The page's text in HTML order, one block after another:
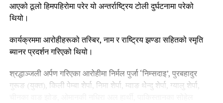
आएको ठूलो हिमपहिरोमा परेर यो अन्तर्राष्ट्रिय टोली दुर्घटनामा परेको
थियो।
कार्यक्रममा आरोहीहरूको तस्बिर, नाम र राष्ट्रिय झण्डा सहितको स्मृति
ब्यानर प्रदर्शन गरिएको थियो।
श्रद्धाञ्जली अर्पण गरिएका आरोहीमा निर्मल पुर्जा ‘निम्सदाइ’, पुरबहादुर
गुरूङ (युक्त), किली पेम्बा शेर्पा, निमा शेर्पा, म्वाङ थेन्दु शेर्पा, ग्यालु शेर्पा,